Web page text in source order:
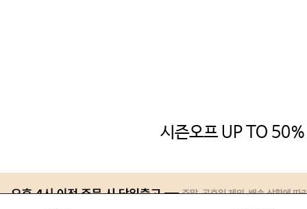
시즌오프 UP TO 50%